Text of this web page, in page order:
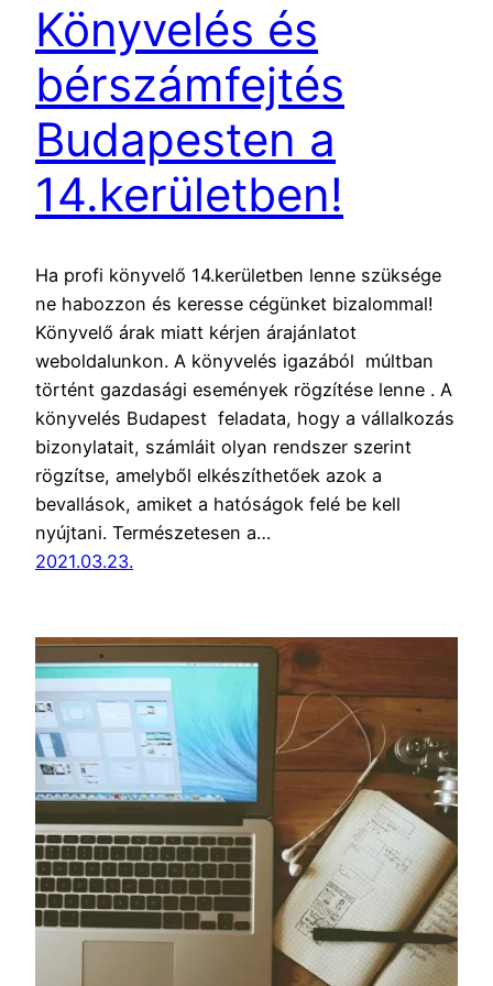
Könyvelés és
bérszámfejtés
Budapesten a
14.kerületben!
Ha profi könyvelő 14.kerületben lenne szüksége
ne habozzon és keresse cégünket bizalommal!
Könyvelő árak miatt kérjen árajánlatot
weboldalunkon. A könyvelés igazából múltban
történt gazdasági események rögzítése lenne . A
könyvelés Budapest feladata, hogy a vállalkozás
bizonylatait, számláit olyan rendszer szerint
rögzítse, amelyből elkészíthetőek azok a
bevallások, amiket a hatóságok felé be kell
nyújtani. Természetesen a…
2021.03.23.